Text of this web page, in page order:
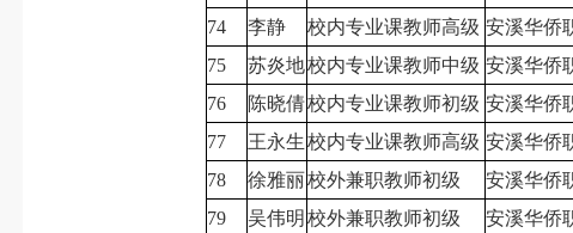
74
李静 校内专业课教师高级 安溪华侨
75
苏炎地校内专业课教师中级 安溪华侨
76
陈晓倩校内专业课教师初级 安溪华侨
77
王永生校内专业课教师高级 安溪华侨
78
徐雅丽校外兼职教师初级 安溪华侨
79
吴伟明 校外兼职教师初级 安溪华侨